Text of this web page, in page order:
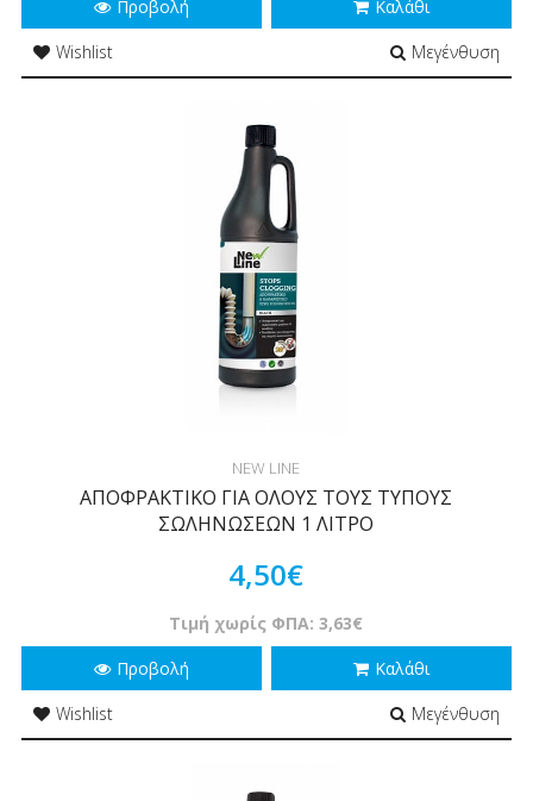
Προβολή
Καλάθι
Wishlist
Μεγένθυση
NEW LINE
ΑΠΟΦΡΑΚΤΙΚΟ ΓΙΑ ΟΛΟΥΣ ΤΟΥΣ ΤΥΠΟΥΣ
ΣΩΛΗΝΩΣΕΩΝ 1 ΛΙΤΡΟ
4,50€
Τιμή χωρίς ΦΠΑ: 3,63€
Προβολή
Καλάθι
Wishlist
Μεγένθυση